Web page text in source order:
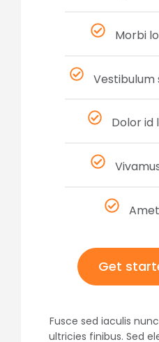
Morbi
Dolor id
Get
Fusce sed iaculis
ultricies finibus. Sed